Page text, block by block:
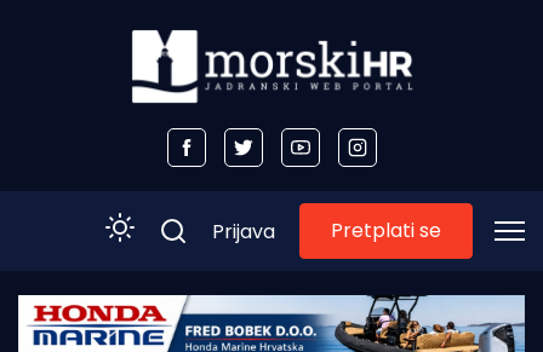
Početna
Prijava Pretplati se